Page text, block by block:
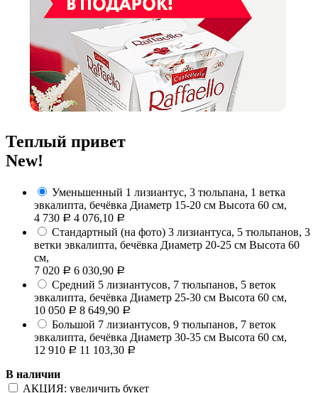
Теплый привет
New!
Уменьшенный 1 лизиантус, 3 тюльпана, 1 ветка
эвкалипта, бечёвка Диаметр 15-20 см Высота 60 см,
4 730 Р 4 076,10 Р
Стандартный (на фото) 3 лизиантуса, 5 тюльпанов, 3
ветки эвкалипта, бечёвка Диаметр 20-25 см Высота 60
см,
7 020 Р 6 030,90 Р
Средний 5 лизиантусов, 7 тюльпанов, 5 веток
эвкалипта, бечёвка Диаметр 25-30 см Высота 60 см,
10 050 Р 8 649,90 Р
Большой 7 лизиантусов, 9 тюльпанов, 7 веток
эвкалипта, бечёвка Диаметр 30-35 см Высота 60 см,
12 910 Р 11 103,30 Р
В наличии
АКЦИЯ: увеличить букет